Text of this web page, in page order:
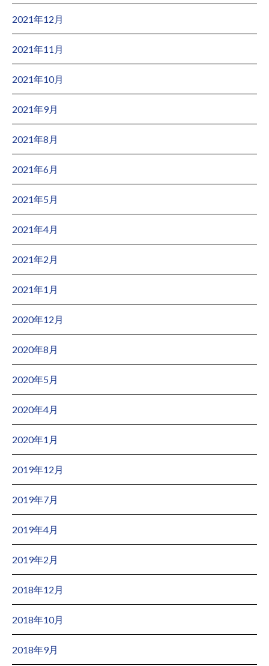
2021年12月
2021年11月
2021年10月
2021年9月
2021年8月
2021年6月
2021年5月
2021年4月
2021年2月
2021年1月
2020年12月
2020年8月
2020年5月
2020年4月
2020年1月
2019年12月
2019年7月
2019年4月
2019年2月
2018年12月
2018年10月
2018年9月